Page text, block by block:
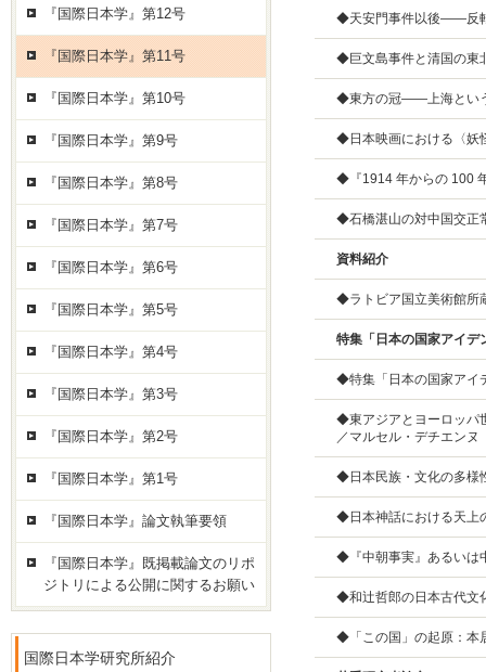
◆天安門事件以後——反
◆巨文島事件と清国の
◆東方の冠——上海とい
◆日本映画における〈妖
◆『1914 年からの 100
◆石橋湛山の対中国交正
資料紹介
◆ラトビア国立美術館所
特集「日本の国家アイデ
◆特集「日本の国家アイ
◆東アジアとヨーロッパ
／マルセル・デチエン
◆日本民族・文化の多様
◆日本神話における天上
◆『中朝事実』あるいは
◆和辻哲郎の日本古代文
◆「この国」の起原：本
『国際日本学』第12号
『国際日本学』第11号
『国際日本学』第10号
『国際日本学』第9号
『国際日本学』第8号
『国際日本学』第7号
『国際日本学』第6号
『国際日本学』第5号
『国際日本学』第4号
『国際日本学』第3号
『国際日本学』第2号
『国際日本学』第1号
『国際日本学』論文執筆要領
『国際日本学』既掲載論文のリポ
ジトリによる公開に関するお願い
国際日本学研究所紹介